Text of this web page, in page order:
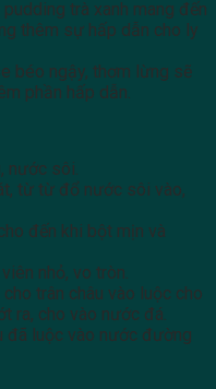
trà xanh mang đến
thêm sự hấp dẫn cho ly
béo ngậy, thơm lừng sẽ
phần hấp dẫn.
nước sôi.
từ từ đổ nước sôi vào,
đến khi bột mịn và
nhỏ, vo tròn.
trân châu vào luộc cho
ra, cho vào nước đá.
đã luộc vào nước đường